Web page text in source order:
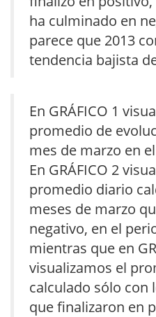
ha culminado en
parece que 2013
tendencia bajista
En GRÁFICO 1
promedio de
mes de marzo en
En GRÁFICO 2
promedio diario
meses de marzo
negativo, en el
mientras que en
visualizamos el
calculado sólo con
que finalizaron en